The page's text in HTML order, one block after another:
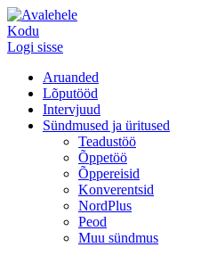
Kodu
Logi sisse
Aruanded
Lõputööd
Intervjuud
Sündmused ja üritused
Teadustöö
Õppetöö
Õppereisid
Konverentsid
NordPlus
Peod
Muu sündmus